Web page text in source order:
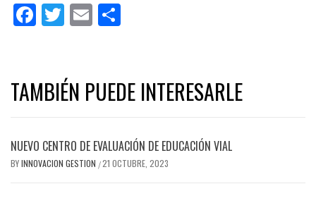
Facebook
Twitter
Email
TAMBIÉN PUEDE INTERESARLE
NUEVO CENTRO DE EVALUACIÓN DE EDUCACIÓN VIAL
BYINNOVACION GESTION /21 OCTUBRE, 2023